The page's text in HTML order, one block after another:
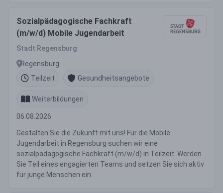
Sozialpädagogische Fachkraft
(m/w/d) Mobile Jugendarbeit
Stadt Regensburg
Regensburg
Teilzeit
Gesundheitsangebote
Weiterbildungen
06.08.2026
Gestalten Sie die Zukunft mit uns! Für die Mobile
Jugendarbeit in Regensburg suchen wir eine
sozialpädagogische Fachkraft (m/w/d) in Teilzeit. Werden
Sie Teil eines engagierten Teams und setzen Sie sich aktiv
für junge Menschen ein.